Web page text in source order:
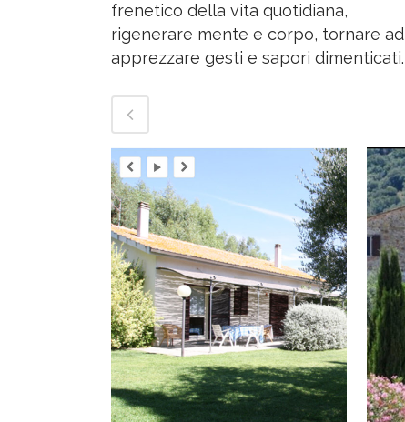
frenetico della vita quotidiana,
rigenerare mente e corpo, tornare ad
apprezzare gesti e sapori dimenticati.
VIEW